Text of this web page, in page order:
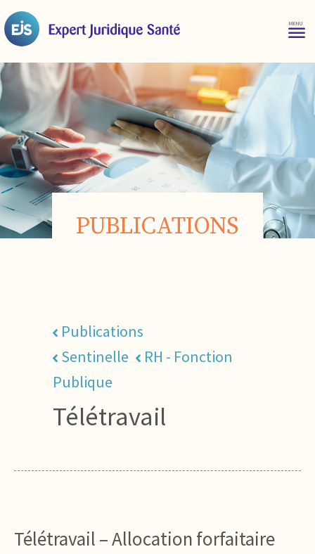
PUBLICATIONS
Publications
Sentinelle
RH - Fonction
Publique
Télétravail
Télétravail – Allocation forfaitaire